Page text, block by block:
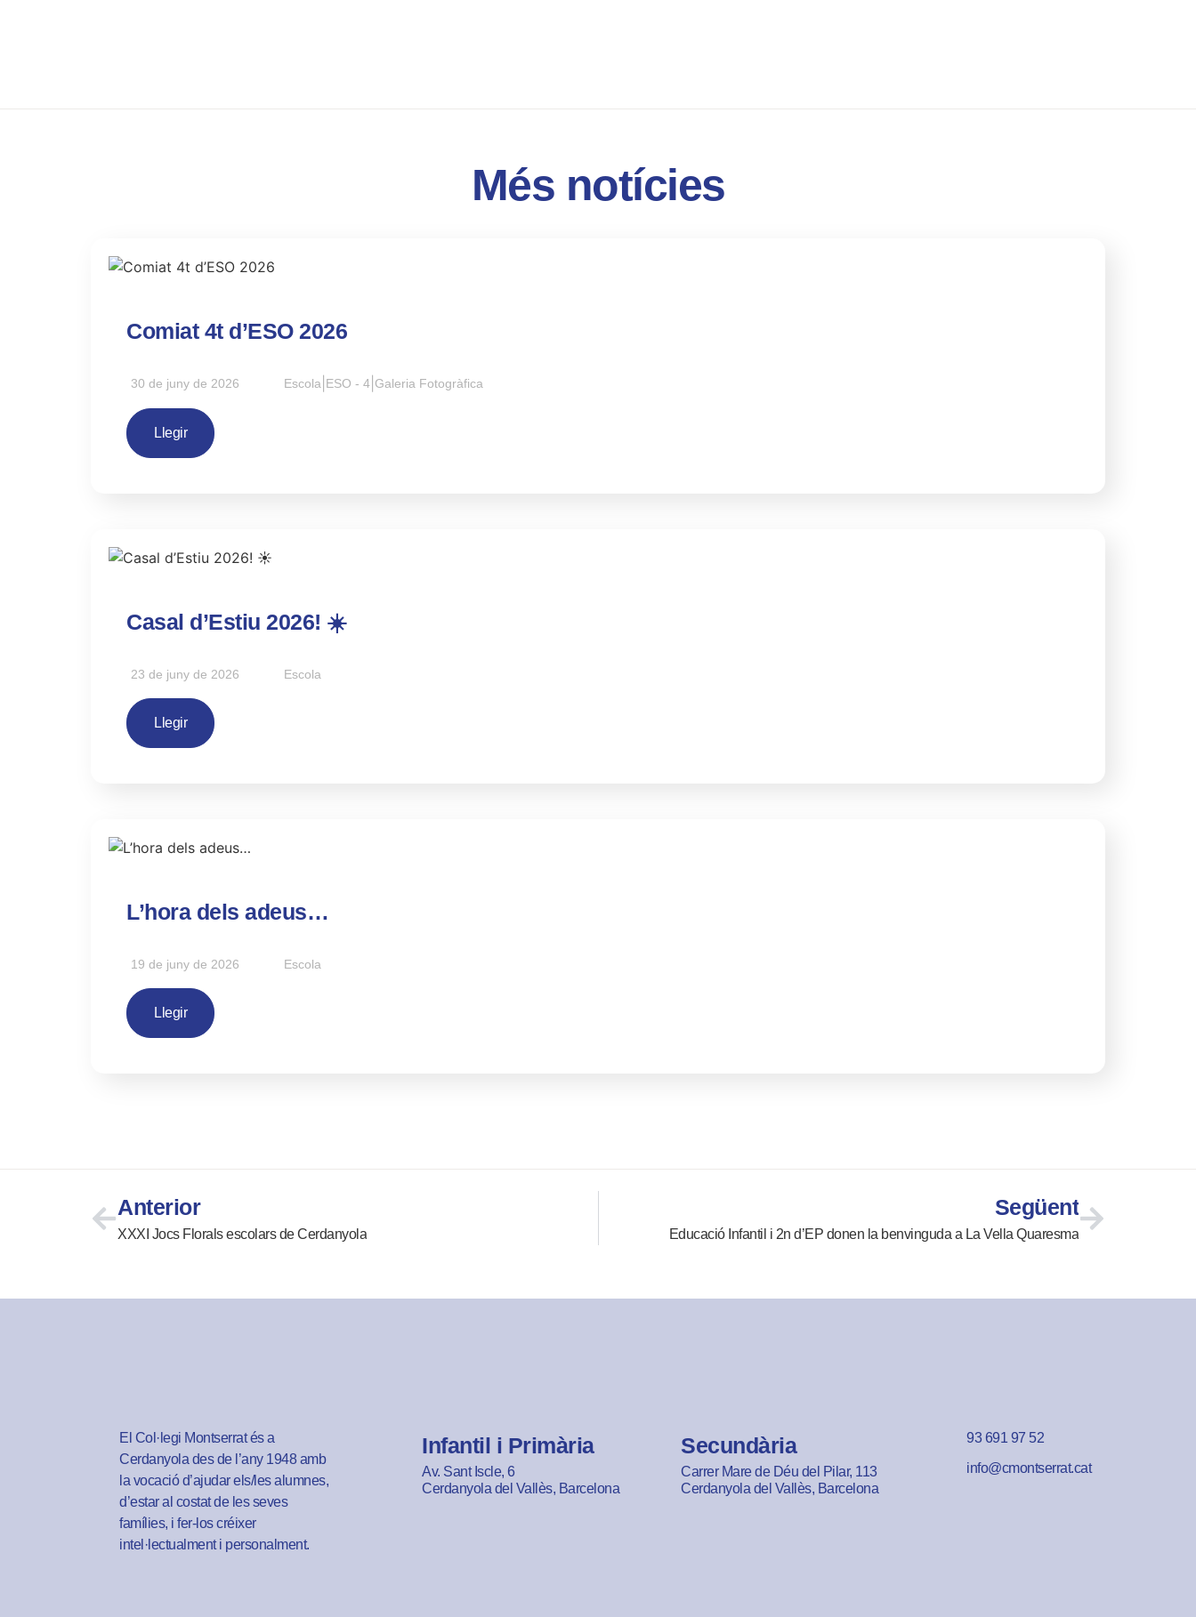
Més notícies
Comiat 4t d’ESO 2026
30 de juny de 2026 Escola ESO - 4 Galeria Fotogràfica
Llegir
Casal d’Estiu 2026! ☀️
23 de juny de 2026 Escola
Llegir
L’hora dels adeus…
19 de juny de 2026 Escola
Llegir
Anterior
XXXI Jocs Florals escolars de Cerdanyola
Següent
Educació Infantil i 2n d’EP donen la benvinguda a La Vella Quaresma
El Col·legi Montserrat és a
Cerdanyola des de l’any 1948 amb
la vocació d’ajudar els/les alumnes,
d’estar al costat de les seves
famílies, i fer-los créixer
intel·lectualment i personalment.
Infantil i Primària
Av. Sant Iscle, 6
Cerdanyola del Vallès, Barcelona
Secundària
Carrer Mare de Déu del Pilar, 113
Cerdanyola del Vallès, Barcelona
93 691 97 52
info@cmontserrat.cat